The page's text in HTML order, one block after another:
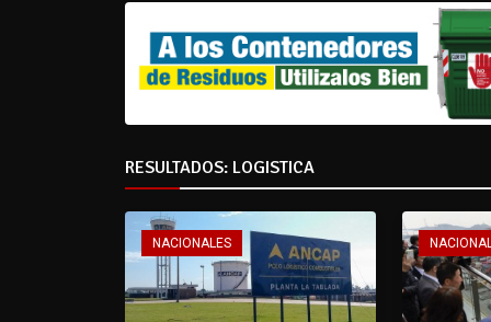
RESULTADOS: LOGISTICA
NACIONALES